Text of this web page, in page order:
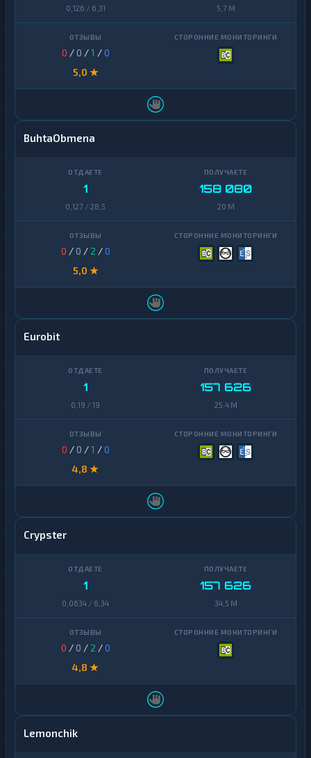
0,126 / 6,31 5,7 M
0 / 0 /1 /0
5,0 ★
BuhtaObmena
1
0,127 / 28,5
158 080
20 M
0 / 0 / 2 /0
5,0 ★
Eurobit
1
0,19 / 19
157 626
25,4 M
0 / 0 /1 /0
4,8 ★
Crypster
1
0,0634 / 6,34
157 626
34,5 M
0 / 0 / 2 /0
4,8 ★
Lemonchik